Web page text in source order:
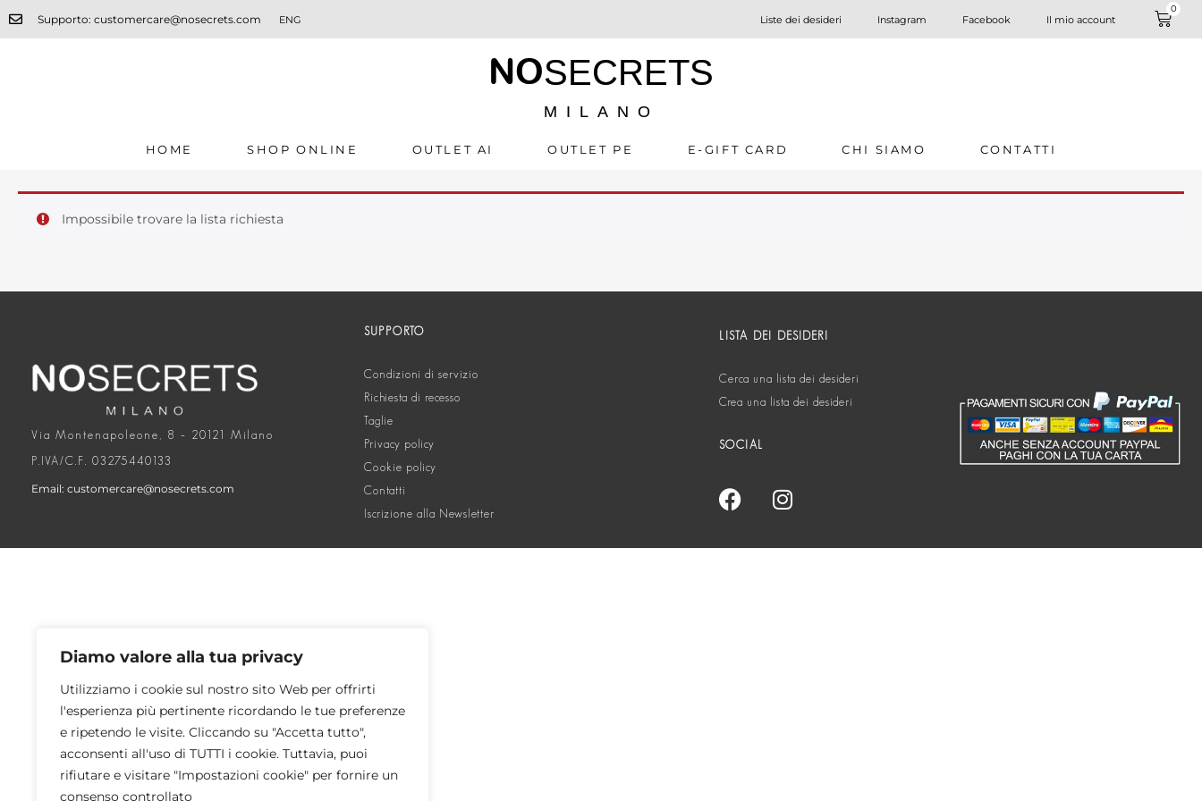
Diamo valore alla tua privacy
Utilizziamo i cookie sul nostro sito Web per offrirti
l'esperienza più pertinente ricordando le tue preferenze
e ripetendo le visite. Cliccando su "Accetta tutto",
acconsenti all'uso di TUTTI i cookie. Tuttavia, puoi
rifiutare e visitare "Impostazioni cookie" per fornire un
consenso controllato
Supporto: customercare@nosecrets.com ENG Liste dei desideri Instagram Facebook Il mio account
0
NOSECRETS
MILANO
HOME SHOP ONLINE OUTLET AI OUTLET PE E-GIFT CARD CHI SIAMO CONTATTI
Impossibile trovare la lista richiesta
Via Montenapoleone, 8 – 20121 Milano
P.IVA/C.F. 03275440133
Email: customercare@nosecrets.com
SUPPORTO
Condizioni di servizio
Richiesta di recesso
Taglie
Privacy policy
Cookie policy
Contatti
Iscrizione alla Newsletter
LISTA DEI DESIDERI
Cerca una lista dei desideri
Crea una lista dei desideri
SOCIAL